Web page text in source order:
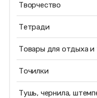
Творчество
Тетради
Товары для отдыха и
Точилки
Тушь, чернила,